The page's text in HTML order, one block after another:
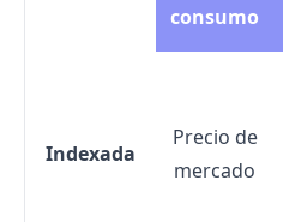
consumo
Indexada
Precio de
mercado